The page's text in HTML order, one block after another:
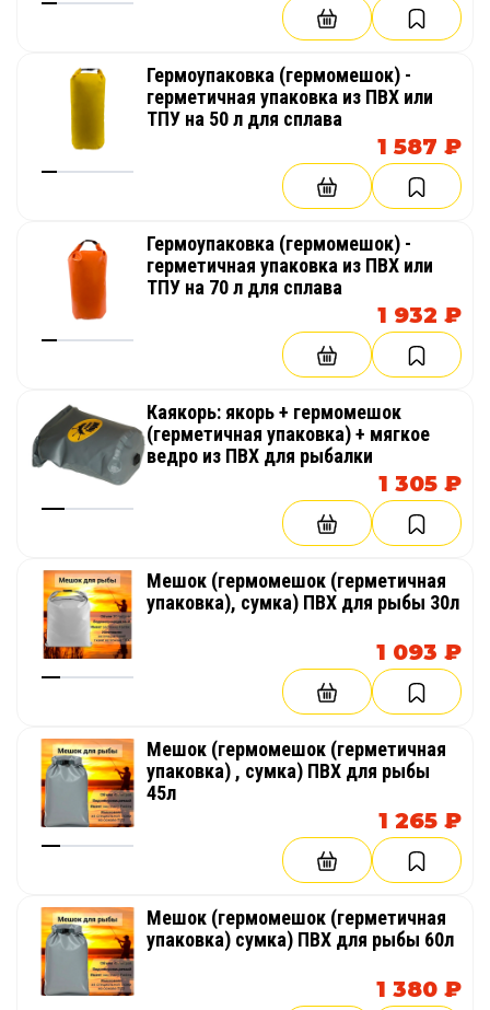
Гермоупаковка (гермомешок) -
герметичная упаковка из ПВХ или
ТПУ на 50 л для сплава
1 587 ₽
Гермоупаковка (гермомешок) -
герметичная упаковка из ПВХ или
ТПУ на 70 л для сплава
1 932 ₽
Каякорь: якорь + гермомешок
(герметичная упаковка) + мягкое
ведро из ПВХ для рыбалки
1 305 ₽
Мешок (гермомешок (герметичная
упаковка), сумка) ПВХ для рыбы 30л
1 093 ₽
Мешок (гермомешок (герметичная
упаковка) , сумка) ПВХ для рыбы
45л
1 265 ₽
Мешок (гермомешок (герметичная
упаковка) сумка) ПВХ для рыбы 60л
1 380 ₽